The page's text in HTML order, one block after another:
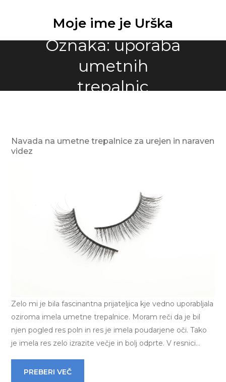
Moje ime je Urška
Oznaka:uporaba
umetnih
trepalnic
Navada na umetne trepalnice za urejen in naraven
videz
Zelo mi je bila fascinantna prijateljica kje vedno uporabljala
oziroma imela umetne trepalnice. Moram reči da je bil
njen pogled res poln in res je imela poudarjene oči. Tako
je imela res zelo izrazite večje in bolj odprte. V resnici…
PREBERI VEČ